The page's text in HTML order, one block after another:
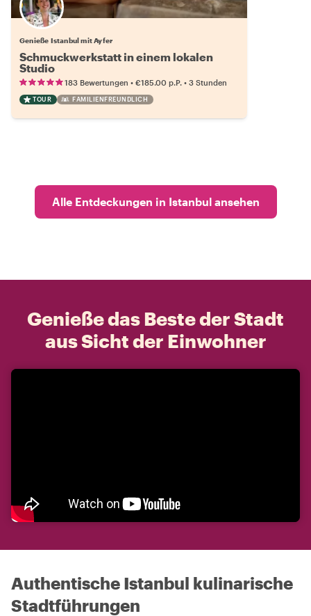
Genieße Istanbul mit Ayfer
Schmuckwerkstatt in einem lokalen
Studio
183 Bewertungen • €185.00 p.P. • 3 Stunden
TOUR FAMILIENFREUNDLICH
Alle Entdeckungen in Istanbul ansehen
Genieße das Beste der Stadt
aus Sicht der Einwohner
Authentische Istanbul kulinarische
Stadtführungen